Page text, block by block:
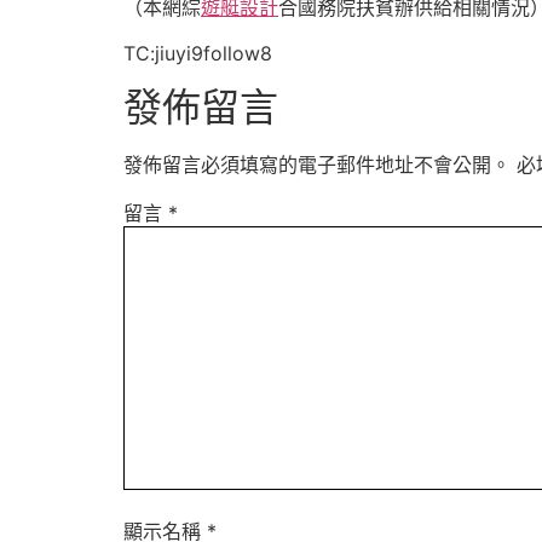
（本網綜遊艇設計合國務院扶貧辦供給相關情況）
TC:jiuyi9follow8
發佈留言
發佈留言必須填寫的電子郵件地址不會公開。 必
留言 *
顯示名稱 *